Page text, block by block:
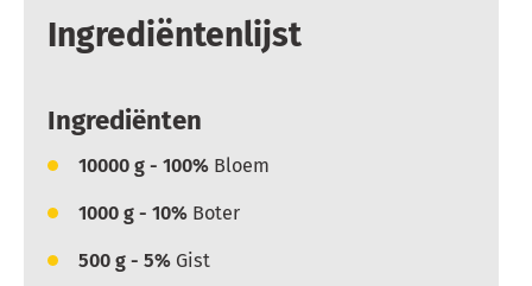
Ingrediëntenlijst
Ingrediënten
10000 g - 100% Bloem
1000 g - 10% Boter
500 g - 5% Gist